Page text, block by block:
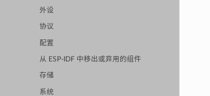
外设
协议
配置
从 ESP-IDF 中移出或弃用的组件
存储
系统